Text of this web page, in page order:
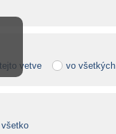
vetve vo všetkých
všetko